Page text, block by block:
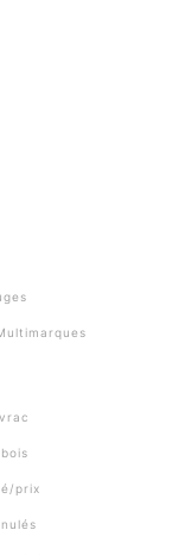
prix